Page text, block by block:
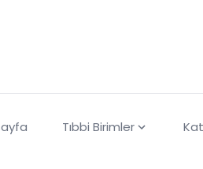
Tıbbi Birimler